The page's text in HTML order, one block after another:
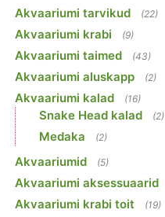
Akvaariumi tarvikud (22)
Akvaariumi krabi (9)
Akvaariumi taimed (43)
Akvaariumi aluskapp (2)
Akvaariumi kalad (16)
Snake Head kalad (2)
Medaka (2)
Akvaariumid (5)
Akvaariumi aksessuaarid
Akvaariumi krabi toit (19)